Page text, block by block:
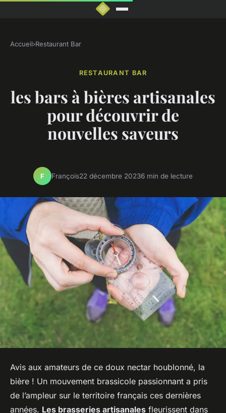
Accueil›Restaurant Bar
RESTAURANT BAR
les bars à bières artisanales
pour découvrir de
nouvelles saveurs
F François22 décembre 20236 min de lecture
Avis aux amateurs de ce doux nectar houblonné, la
bière ! Un mouvement brassicole passionnant a pris
de l’ampleur sur le territoire français ces dernières
années. Les brasseries artisanales fleurissent dans